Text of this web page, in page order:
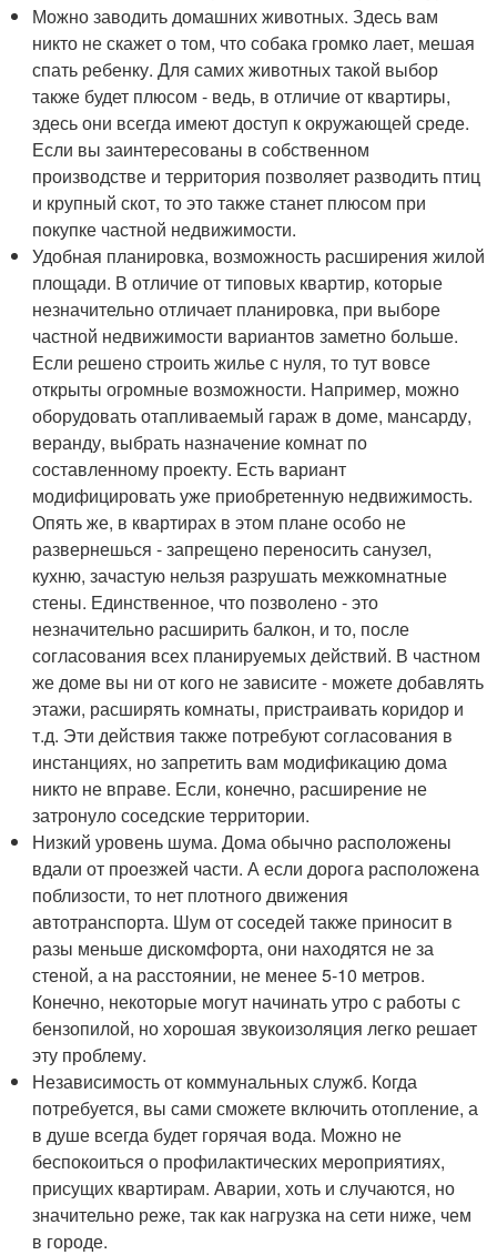
Можно заводить домашних животных. Здесь вам
никто не скажет о том, что собака громко лает, мешая
спать ребенку. Для самих животных такой выбор
также будет плюсом - ведь, в отличие от квартиры,
здесь они всегда имеют доступ к окружающей среде.
Если вы заинтересованы в собственном
производстве и территория позволяет разводить птиц
и крупный скот, то это также станет плюсом при
покупке частной недвижимости.
Удобная планировка, возможность расширения жилой
площади. В отличие от типовых квартир, которые
незначительно отличает планировка, при выборе
частной недвижимости вариантов заметно больше.
Если решено строить жилье с нуля, то тут вовсе
открыты огромные возможности. Например, можно
оборудовать отапливаемый гараж в доме, мансарду,
веранду, выбрать назначение комнат по
составленному проекту. Есть вариант
модифицировать уже приобретенную недвижимость.
Опять же, в квартирах в этом плане особо не
развернешься - запрещено переносить санузел,
кухню, зачастую нельзя разрушать межкомнатные
стены. Единственное, что позволено - это
незначительно расширить балкон, и то, после
согласования всех планируемых действий. В частном
же доме вы ни от кого не зависите - можете добавлять
этажи, расширять комнаты, пристраивать коридор и
т.д. Эти действия также потребуют согласования в
инстанциях, но запретить вам модификацию дома
никто не вправе. Если, конечно, расширение не
затронуло соседские территории.
Низкий уровень шума. Дома обычно расположены
вдали от проезжей части. А если дорога расположена
поблизости, то нет плотного движения
автотранспорта. Шум от соседей также приносит в
разы меньше дискомфорта, они находятся не за
стеной, а на расстоянии, не менее 5-10 метров.
Конечно, некоторые могут начинать утро с работы с
бензопилой, но хорошая звукоизоляция легко решает
эту проблему.
Независимость от коммунальных служб. Когда
потребуется, вы сами сможете включить отопление, а
в душе всегда будет горячая вода. Можно не
беспокоиться о профилактических мероприятиях,
присущих квартирам. Аварии, хоть и случаются, но
значительно реже, так как нагрузка на сети ниже, чем
в городе.